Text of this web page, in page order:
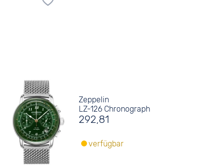
Zeppelin
LZ-126 Chronograph
292,81
verfügbar